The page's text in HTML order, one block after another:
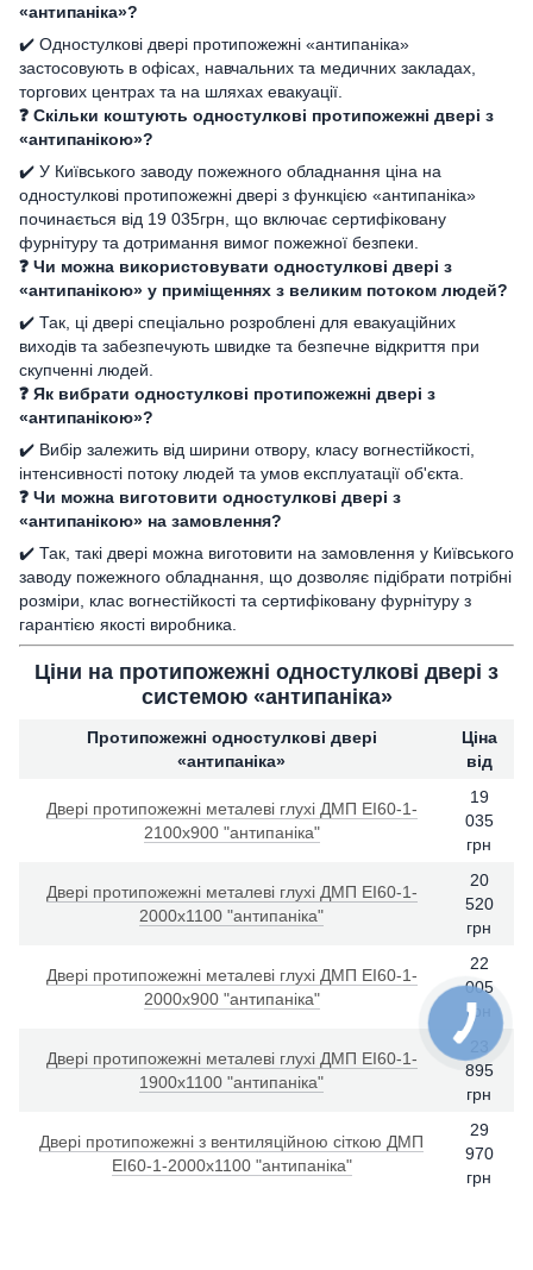
«антипаніка»?
✔️ Одностулкові двері протипожежні «антипаніка»
застосовують в офісах, навчальних та медичних закладах,
торгових центрах та на шляхах евакуації.
❓ Скільки коштують одностулкові протипожежні двері з
«антипанікою»?
✔️ У Київського заводу пожежного обладнання ціна на
одностулкові протипожежні двері з функцією «антипаніка»
починається від 19 035грн, що включає сертифіковану
фурнітуру та дотримання вимог пожежної безпеки.
❓ Чи можна використовувати одностулкові двері з
«антипанікою» у приміщеннях з великим потоком людей?
✔️ Так, ці двері спеціально розроблені для евакуаційних
виходів та забезпечують швидке та безпечне відкриття при
скупченні людей.
❓ Як вибрати одностулкові протипожежні двері з
«антипанікою»?
✔️ Вибір залежить від ширини отвору, класу вогнестійкості,
інтенсивності потоку людей та умов експлуатації об'єкта.
❓ Чи можна виготовити одностулкові двері з
«антипанікою» на замовлення?
✔️ Так, такі двері можна виготовити на замовлення у Київського
заводу пожежного обладнання, що дозволяє підібрати потрібні
розміри, клас вогнестійкості та сертифіковану фурнітуру з
гарантією якості виробника.
Ціни на протипожежні одностулкові двері з
системою «антипаніка»
Протипожежні одностулкові двері
«антипаніка»
Ціна
від
Двері протипожежні металеві глухі ДМП ЕІ60-1-
2100х900 "антипаніка"
19
035
грн
Двері протипожежні металеві глухі ДМП ЕІ60-1-
2000х1100 "антипаніка"
20
520
грн
Двері протипожежні металеві глухі ДМП ЕІ60-1-
2000х900 "антипаніка"
22
005
грн
Двері протипожежні металеві глухі ДМП ЕІ60-1-
1900х1100 "антипаніка"
895
грн
Двері протипожежні з вентиляційною сіткою ДМП
ЕІ60-1-2000х1100 "антипаніка"
29
970
грн